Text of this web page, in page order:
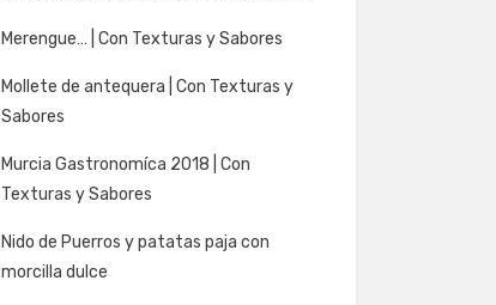
Merengue… | Con Texturas y Sabores
Mollete de antequera | Con Texturas y
Sabores
Murcia Gastronomíca 2018 | Con
Texturas y Sabores
Nido de Puerros y patatas paja con
morcilla dulce